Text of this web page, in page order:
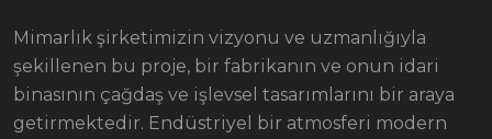
Mimarlık şirketimizin vizyonu ve uzmanlığıyla
şekillenen bu proje, bir fabrikanın ve onun idari
binasının çağdaş ve işlevsel tasarımlarını bir araya
getirmektedir. Endüstriyel bir atmosferi modern